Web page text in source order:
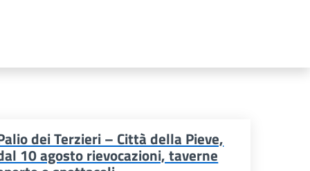
dei Terzieri – Città della Pieve,
10 agosto rievocazioni, taverne